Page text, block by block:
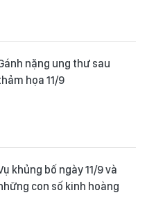
nặng ung thư sau
họa 11/9
khủng bố ngày 11/9 và
con số kinh hoàng